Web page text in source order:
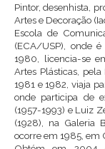
Pintor, desenhista,
Artes e Decoração
Escola de
(ECA/USP), onde
1980, licencia-se
Artes Plásticas,
1981 e 1982, viaja
onde participa de
(1957-1993) e Luiz
(1928), na Galeria
ocorre em 1985, em